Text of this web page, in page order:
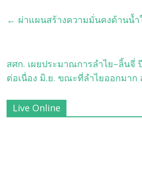
← ผ่าแผนสร้างความมั่นคงด้านน้ำ
สศก. เผยประมาณการลำไย–ลิ้นจี่
ต่อเนื่อง มิ.ย. ขณะที่ลำไยออกมาก
Live Online